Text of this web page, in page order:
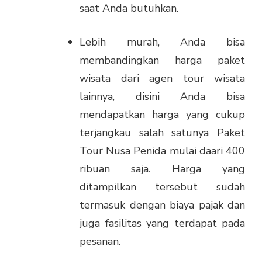
saat Anda butuhkan.
Lebih murah, Anda bisa
membandingkan harga paket
wisata dari agen tour wisata
lainnya, disini Anda bisa
mendapatkan harga yang cukup
terjangkau salah satunya Paket
Tour Nusa Penida mulai daari 400
ribuan saja. Harga yang
ditampilkan tersebut sudah
termasuk dengan biaya pajak dan
juga fasilitas yang terdapat pada
pesanan.